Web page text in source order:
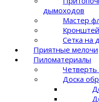
дымоходов
Мастер
Сетка на
Приятные мелочи
Пиломатериалы
Четверть
Доска